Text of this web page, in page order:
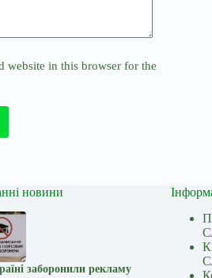
website in this browser for the
новини
заборонили рекламу